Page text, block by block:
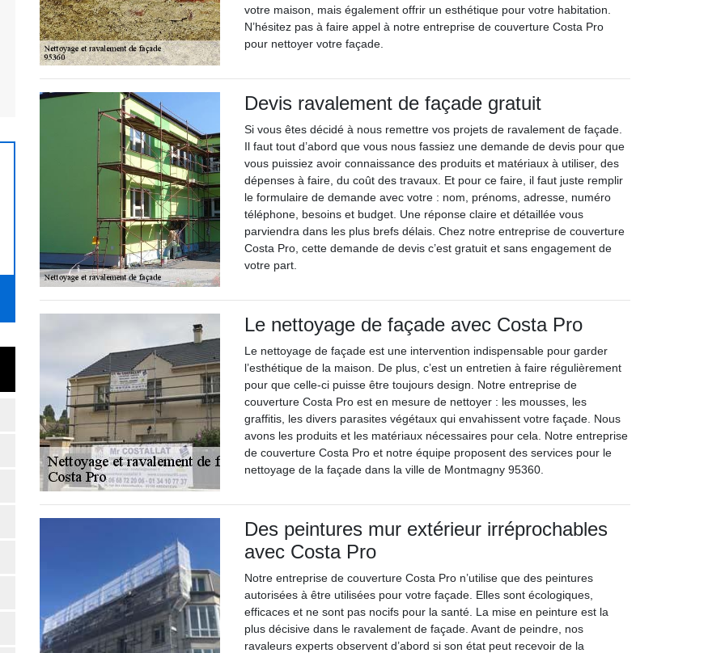
votre maison, mais également offrir un esthétique pour votre habitation.
N’hésitez pas à faire appel à notre entreprise de couverture Costa Pro
pour nettoyer votre façade.
Devis ravalement de façade gratuit
Si vous êtes décidé à nous remettre vos projets de ravalement de façade.
Il faut tout d’abord que vous nous fassiez une demande de devis pour que
vous puissiez avoir connaissance des produits et matériaux à utiliser, des
dépenses à faire, du coût des travaux. Et pour ce faire, il faut juste remplir
le formulaire de demande avec votre : nom, prénoms, adresse, numéro
téléphone, besoins et budget. Une réponse claire et détaillée vous
parviendra dans les plus brefs délais. Chez notre entreprise de couverture
Costa Pro, cette demande de devis c’est gratuit et sans engagement de
votre part.
Le nettoyage de façade avec Costa Pro
Le nettoyage de façade est une intervention indispensable pour garder
l’esthétique de la maison. De plus, c’est un entretien à faire régulièrement
pour que celle-ci puisse être toujours design. Notre entreprise de
couverture Costa Pro est en mesure de nettoyer : les mousses, les
graffitis, les divers parasites végétaux qui envahissent votre façade. Nous
avons les produits et les matériaux nécessaires pour cela. Notre entreprise
de couverture Costa Pro et notre équipe proposent des services pour le
nettoyage de la façade dans la ville de Montmagny 95360.
Des peintures mur extérieur irréprochables
avec Costa Pro
Notre entreprise de couverture Costa Pro n’utilise que des peintures
autorisées à être utilisées pour votre façade. Elles sont écologiques,
efficaces et ne sont pas nocifs pour la santé. La mise en peinture est la
plus décisive dans le ravalement de façade. Avant de peindre, nos
ravaleurs experts observent d’abord si son état peut recevoir de la